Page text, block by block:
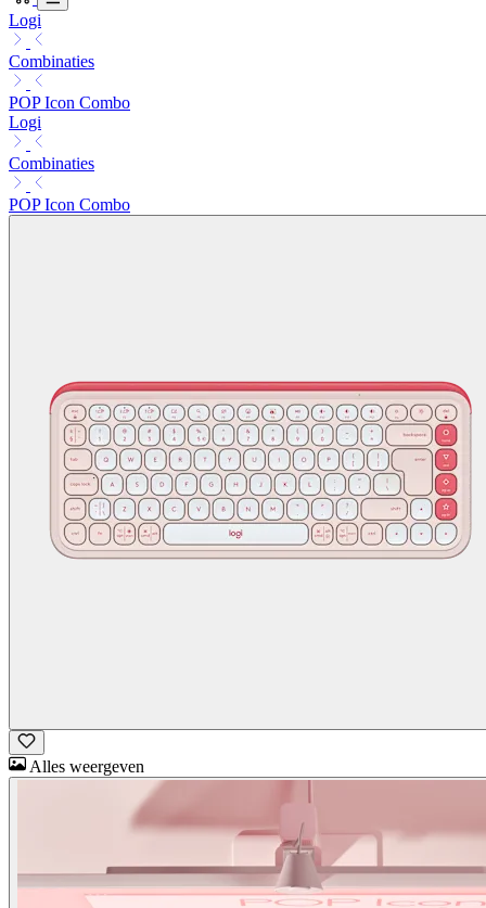
Logi
Combinaties
POP Icon Combo
Logi
Combinaties
POP Icon Combo
Alles weergeven